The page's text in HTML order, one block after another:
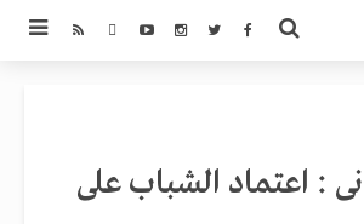
: اعتماد الشباب على